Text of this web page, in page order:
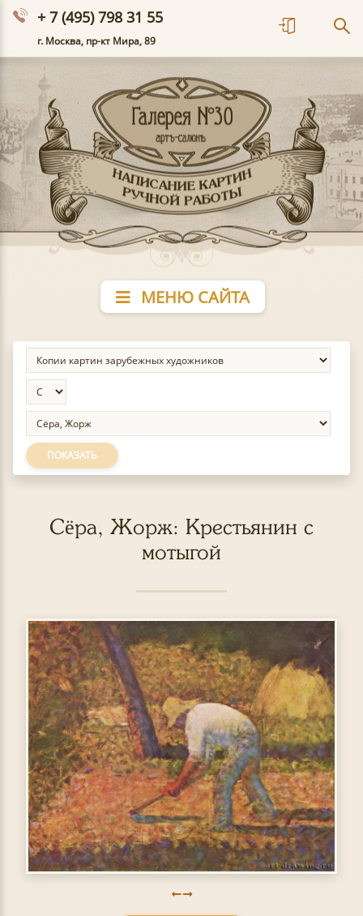
+ 7 (495) 798 31 55
г. Москва, пр-кт Мира, 89
МЕНЮ САЙТА
ПОКАЗАТЬ
Сёра, Жорж: Крестьянин с
мотыгой